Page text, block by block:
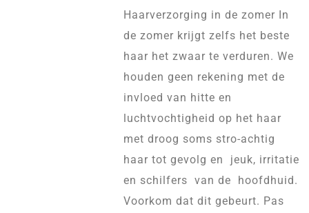
Haarverzorging in de zomer In
de zomer krijgt zelfs het beste
haar het zwaar te verduren. We
houden geen rekening met de
invloed van hitte en
luchtvochtigheid op het haar
met droog soms stro-achtig
haar tot gevolg en jeuk, irritatie
en schilfers van de hoofdhuid.
Voorkom dat dit gebeurt. Pas